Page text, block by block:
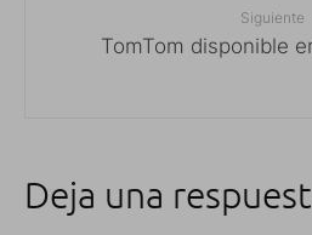
Siguiente
TomTom disponible
Deja una